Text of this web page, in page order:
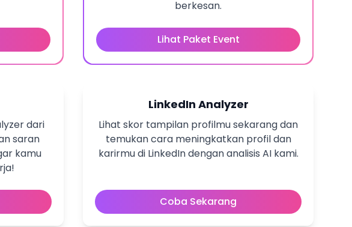
berkesan.
Lihat Paket Event
dari
saran
kamu
LinkedIn Analyzer
Lihat skor tampilan profilmu sekarang dan
temukan cara meningkatkan profil dan
karirmu di LinkedIn dengan analisis AI kami.
Coba Sekarang